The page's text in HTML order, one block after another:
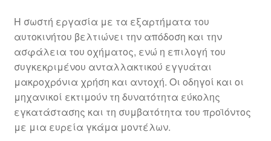
Παγκόσμια αποστολή
Παράπονα
πληρωμές
Πολιτική Απορρήτου
Η σωστή εργασία με τα εξαρτήματα του
αυτοκινήτου βελτιώνει την απόδοση και την
ασφάλεια του οχήματος, ενώ η επιλογή του
συγκεκριμένου ανταλλακτικού εγγυάται
μακροχρόνια χρήση και αντοχή. Οι οδηγοί και οι
μηχανικοί εκτιμούν τη δυνατότητα εύκολης
εγκατάστασης και τη συμβατότητα του προϊόντος
με μια ευρεία γκάμα μοντέλων.